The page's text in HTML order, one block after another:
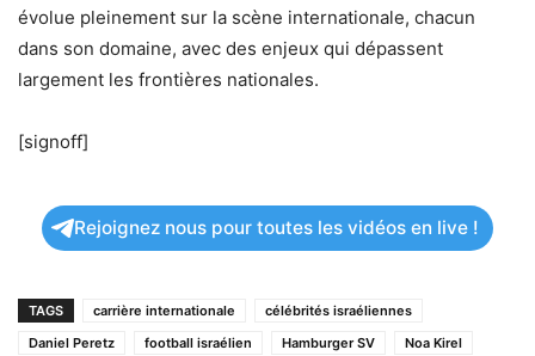
évolue pleinement sur la scène internationale, chacun
dans son domaine, avec des enjeux qui dépassent
largement les frontières nationales.
[signoff]
Rejoignez nous pour toutes les vidéos en live !
TAGS carrière internationale
célébrités israéliennes
Daniel Peretz
football israélien Hamburger SV
Noa Kirel